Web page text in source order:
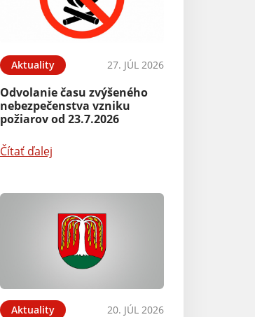
Aktuality 27. JÚL 2026
Odvolanie času zvýšeného
nebezpečenstva vzniku
požiarov od 23.7.2026
Čítať ďalej
Aktuality 20. JÚL 2026